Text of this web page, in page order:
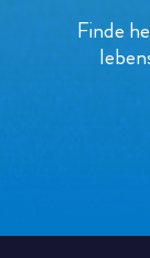
HMB - DAS
PROTEINE- MEHR
Finde